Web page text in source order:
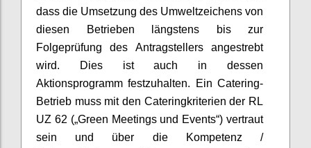
dass die Umsetzung des Umweltzeichens von
diesen Betrieben längstens bis zur
Folgeprüfung des Antragstellers angestrebt
wird. Dies ist auch in dessen
Aktionsprogramm festzuhalten. Ein Catering-
Betrieb muss mit den Cateringkriterien der RL
UZ 62 („Green Meetings und Events“) vertraut
sein und über die Kompetenz /